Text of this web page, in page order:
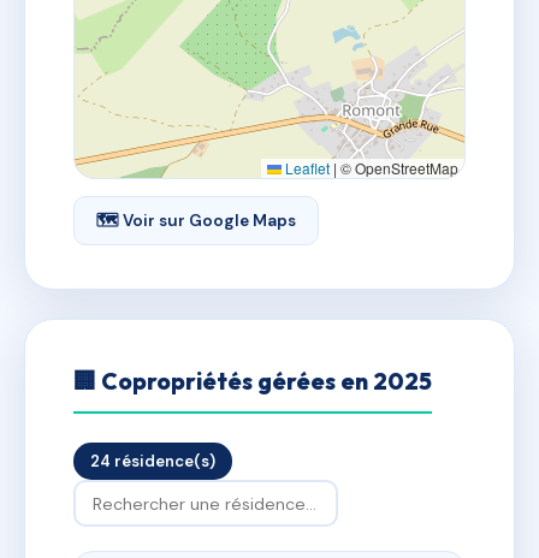
Leaflet | © OpenStreetMap
🗺 Voir sur Google Maps
🏢 Copropriétés gérées en 2025
24 résidence(s)